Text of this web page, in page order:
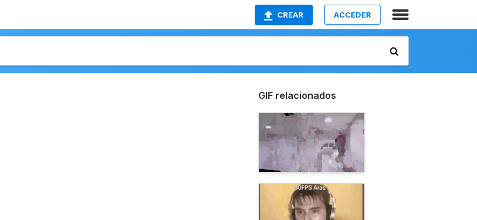
CREAR ACCEDER
GIF relacionados